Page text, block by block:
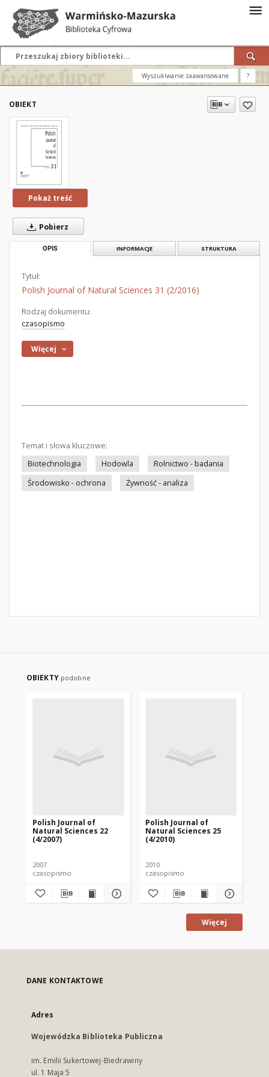
Wyszukiwanie zaawansowane ?
OBIEKT
Pokaż treść
Pobierz
OPIS INFORMACJE STRUKTURA
Tytuł:
Polish Journal of Natural Sciences 31 (2/2016)
Rodzaj dokumentu:
czasopismo
Więcej
Temat i słowa kluczowe:
Biotechnologia
Hodowla
Rolnictwo - badania
Środowisko - ochrona
Żywność - analiza
OBIEKTY podobne
Polish Journal of
Natural Sciences 22
(4/2007)
2007
czasopismo
Polish Journal of
Natural Sciences 25
(4/2010)
2010
czasopismo
Więcej
DANE KONTAKTOWE
Adres
Wojewódzka Biblioteka Publiczna
im. Emilii Sukertowej-Biedrawiny
ul. 1 Maja 5